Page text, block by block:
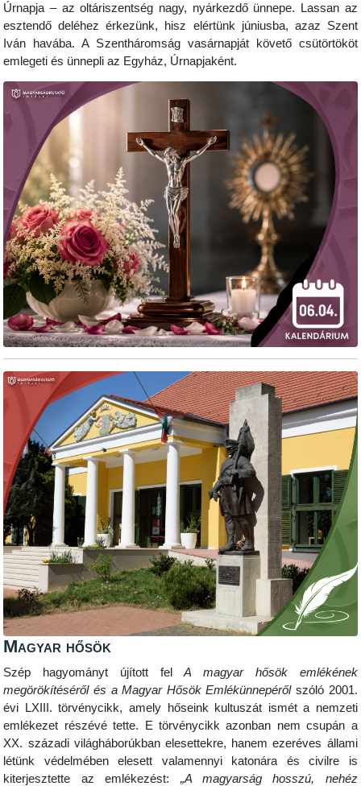
Úrnapja – az oltáriszentség nagy, nyárkezdő ünnepe.
Lassan az
esztendő deléhez érkezünk, hisz elértünk júniusba, azaz Szent
Iván havába. A Szentháromság vasárnapját követő csütörtököt
emlegeti és ünnepli az Egyház, Úrnapjaként.
Magyar hősök
Szép hagyományt újított felA magyar hősök emlékének
megörökítéséről és a Magyar Hősök Emlékünnepéről szóló 2001.
évi LXIII. törvénycikk, amely hőseink kultuszát ismét a nemzeti
emlékezet részévé tette. E törvénycikk azonban nem csupán a
XX. századi világháborúkban elesettekre, hanem ezeréves állami
létünk védelmében elesett valamennyi katonára és civilre is
kiterjesztette az emlékezést: „A magyarság hosszú, nehéz